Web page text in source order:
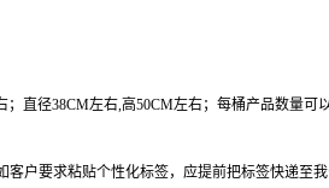
直径38CM左右,高50CM左右；每桶产品数量
客户要求粘贴个性化标签，应提前把标签快递至